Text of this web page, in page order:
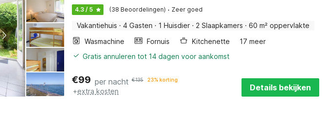
4.3 / 5 (38 Beoordelingen) · Zeer goed
Vakantiehuis · 4 Gasten · 1 Huisdier · 2 Slaapkamers · 60 m² oppervlakte
Wasmachine
Fornuis Kitchenette
17 meer
Gratis annuleren tot 14 dagen voor aankomst
€99 per nacht €135 23% korting
+extra kosten Details bekijken